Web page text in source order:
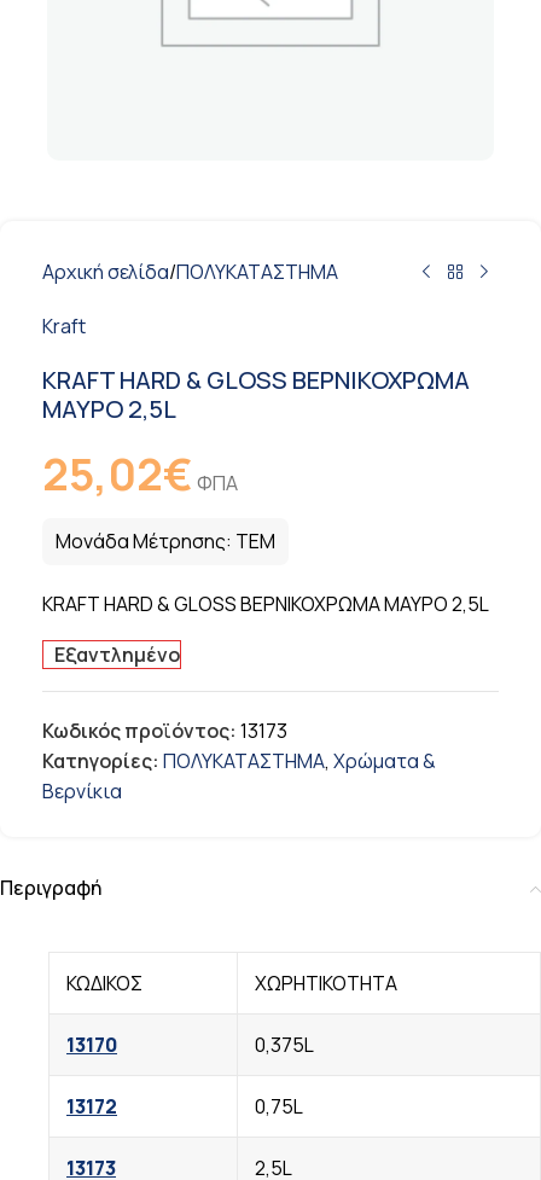
Αρχική σελίδα/ΠΟΛΥΚΑΤΑΣΤΗΜΑ
Kraft
KRAFT HARD & GLOSS ΒΕΡΝΙΚΟΧΡΩΜΑ
ΜΑΥΡΟ 2,5L
25,02€ ΦΠΑ
Μονάδα Μέτρησης: ΤΕΜ
KRAFT HARD & GLOSS ΒΕΡΝΙΚΟΧΡΩΜΑ ΜΑΥΡΟ 2,5L
Εξαντλημένο
Κωδικός προϊόντος: 13173
Κατηγορίες: ΠΟΛΥΚΑΤΑΣΤΗΜΑ, Χρώματα &
Βερνίκια
Περιγραφή
ΚΩΔΙΚΟΣ ΧΩΡΗΤΙΚΟΤΗΤΑ
13170 0,375L
13172 0,75L
13173 2,5L